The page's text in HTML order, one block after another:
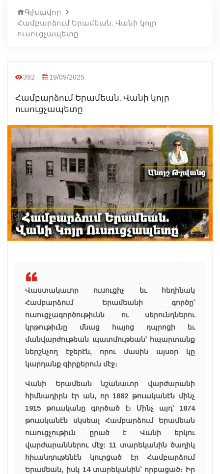
Գլխավոր
Համբարձում Երամեան. Վանի կոյր
ուսուցչապետը
392 19/09/2025
Համբարձում Երամեան. Վանի կոյր
ուսուցչապետը
Վաստակաւոր ուսուցիչ եւ հեղինակ
Համբարձում Երամեանի գործը՝
ուսուցչագործութիւնն ու սերունդներու
կրթութիւնը մնաց հայոց դպրոցի եւ
մանվարժութեան պատմութեան՝ հպարտանք
ներշնչող էջերէն, որու մասին այսօր կը
կարդանք գիրքերուն մէջ։
Վանի Երամեան նշանաւոր վարժարանի
հիմնադիրն էր ան, որ 1882 թուականէն մինչ
1915 թուականը գործած է։ Մինչ այդ՝ 1874
թուականէն սկսեալ Համբարձում Երամեան
ուսուցչութիւն ըրած է Վանի երկու
վարժարաններու մէջ: 11 տարեկանին ծաղիկ
հիւանդութենէն կուրցած էր Համբարձում
Երամեան, իսկ 14 տարեկանին՝ որբացած։ Իր